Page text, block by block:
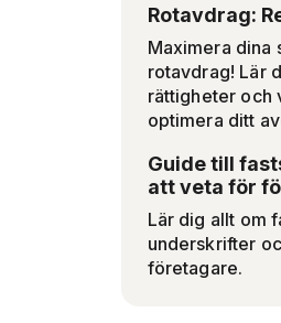
Rotavdrag:
Maximera dina
rotavdrag! Lär
rättigheter och
optimera ditt
Guide till
att veta för
Lär dig allt om
underskrifter
företagare.